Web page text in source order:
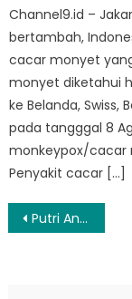
Channel9.id –
bertambah,
cacar monyet
monyet diketahui
ke Belanda, Swiss,
pada tangggal 8
monkeypox/cacar
Penyakit cacar […]
Navigasi
Putri Andre Rosiade Nikah di Jepang, Erick Thohir dan Sufmi Dasco Jadi Saksi